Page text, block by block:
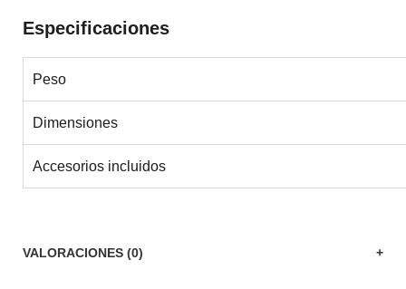
Especificaciones
Peso
Dimensiones
Accesorios incluidos
VALORACIONES (0)